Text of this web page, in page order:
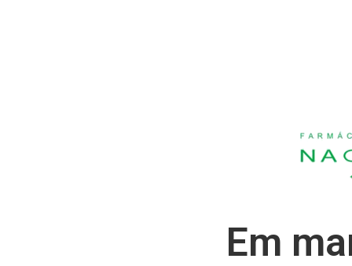
Em